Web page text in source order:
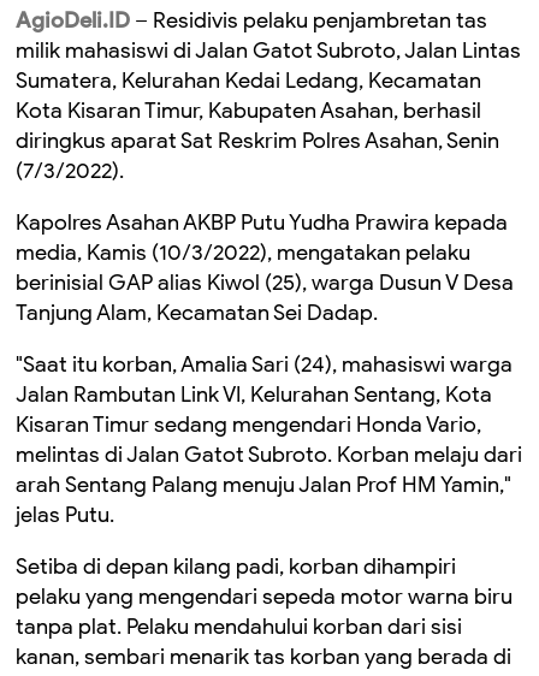
AgioDeli.ID – Residivis pelaku penjambretan tas
milik mahasiswi di Jalan Gatot Subroto, Jalan Lintas
Sumatera, Kelurahan Kedai Ledang, Kecamatan
Kota Kisaran Timur, Kabupaten Asahan, berhasil
diringkus aparat Sat Reskrim Polres Asahan, Senin
(7/3/2022).
Kapolres Asahan AKBP Putu Yudha Prawira kepada
media, Kamis (10/3/2022), mengatakan pelaku
berinisial GAP alias Kiwol (25),warga Dusun V Desa
Tanjung Alam, Kecamatan Sei Dadap.
"Saat itu korban,Amalia Sari (24), mahasiswi warga
Jalan Rambutan Link VI, Kelurahan Sentang, Kota
Kisaran Timursedang mengendari Honda Vario,
melintas di Jalan Gatot Subroto. Korban melaju dari
arahSentang Palang menuju Jalan Prof HM Yamin,"
jelas Putu.
Setiba di depan kilang padi, korban dihampiri
pelaku yang mengendari sepeda motor warna biru
tanpa plat. Pelaku mendahului korban dari sisi
kanan, sembari menarik tas korban yang berada di